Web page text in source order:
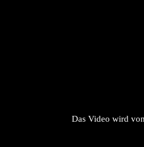
Das Video wird